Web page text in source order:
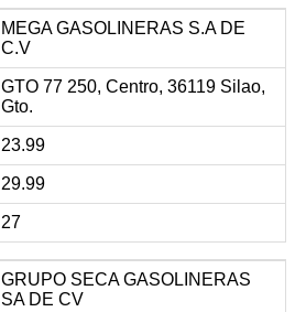
MEGA GASOLINERAS S.A DE
C.V
GTO 77 250, Centro, 36119 Silao,
Gto.
23.99
29.99
27
GRUPO SECA GASOLINERAS
SA DE CV